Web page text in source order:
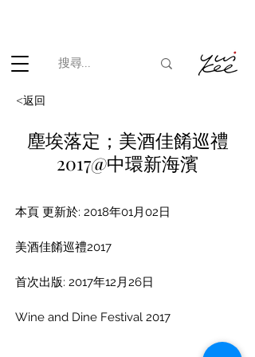
<返回
塵埃落定；美酒佳餚巡禮
2017@中環新海濱
本頁 更新於: 2018年01月02日
美酒佳餚巡禮2017
首次出版: 2017年12月26日
Wine and Dine Festival 2017